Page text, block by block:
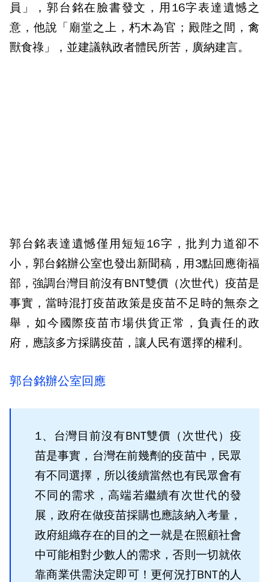
員」，郭台銘在臉書發文，用16字表達遺憾之
意，他說「廟堂之上，朽木為官；殿陛之間，禽
獸食祿」，並建議執政者體民所苦，廣納建言。
郭台銘表達遺憾僅用短短16字，批判力道卻不
小，郭台銘辦公室也發出新聞稿，用3點回應衛福
部，強調台灣目前沒有BNT雙價（次世代）疫苗是
事實，當時混打疫苗政策是疫苗不足時的無奈之
舉，如今國際疫苗市場供貨正常，負責任的政
府，應該多方採購疫苗，讓人民有選擇的權利。
郭台銘辦公室回應
1、台灣目前沒有BNT雙價（次世代）疫
苗是事實，台灣在前幾劑的疫苗中，民眾
有不同選擇，所以後續當然也有民眾會有
不同的需求，高端若繼續有次世代的發
展，政府在做疫苗採購也應該納入考量，
政府組織存在的目的之一就是在照顧社會
中可能相對少數人的需求，否則一切就依
靠商業供需決定即可！更何況打BNT的人